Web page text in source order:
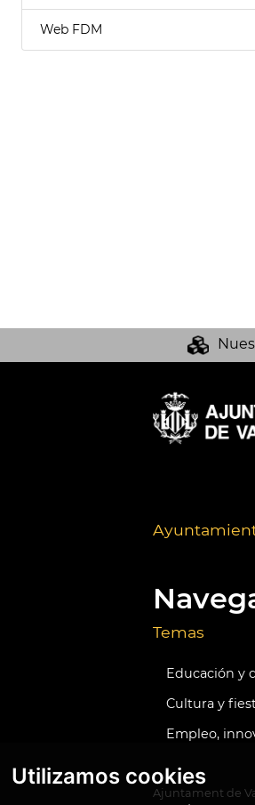
Utilizamos cookies
Web FDM
Temas
Educación y
Cultura y
Empleo,
Ajuntament de